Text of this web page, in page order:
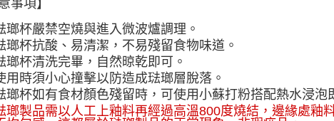
事項】
瑯杯嚴禁空燒與進入微波爐調理。
瑯杯抗酸、易清潔，不易殘留食物味道。
瑯杯清洗完畢，自然晾乾即可。
用時須小心撞擊以防造成琺瑯層脫落。
瑯杯如有食材顏色殘留時，可使用小蘇打粉搭配熱水浸泡
瑯製品需以人工上釉料再經過高溫800度燒結，邊緣處釉